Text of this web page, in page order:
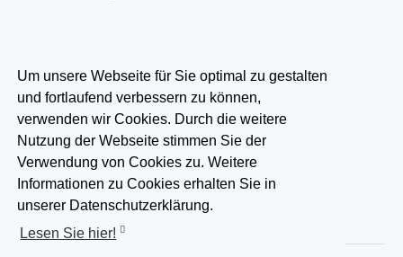
Um unsere Webseite für Sie optimal zu gestalten
und fortlaufend verbessern zu können,
verwenden wir Cookies. Durch die weitere
Nutzung der Webseite stimmen Sie der
Verwendung von Cookies zu. Weitere
Informationen zu Cookies erhalten Sie in
unserer Datenschutzerklärung.
Lesen Sie hier!
07121 333033
info@tanzen-und-spass.de
Besuchen Sie uns auf: